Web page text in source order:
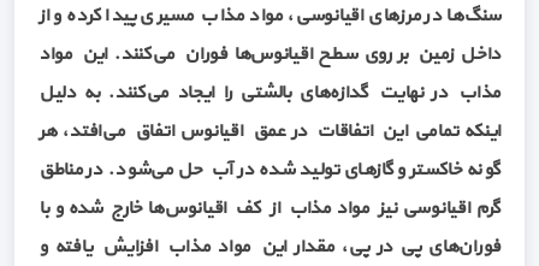
سنگ‌ها در مرز‌های اقیانوسی، مواد مذاب مسیری پیدا کرده و از
داخل زمین بر روی سطح اقیانوس‌ها فوران می‌کنند. این مواد
مذاب در نهایت گدازه‌های بالشتی را ایجاد می‌کنند. به دلیل
اینکه تمامی این اتفاقات در عمق اقیانوس اتفاق می‌افتد، هر
گونه خاکستر و گازهای تولید شده در آب حل می‌شود. در مناطق
گرم اقیانوسی نیز مواد مذاب از کف اقیانوس‌ها خارج شده و با
فوران‌های پی در پی، مقدار این مواد مذاب افزایش یافته و